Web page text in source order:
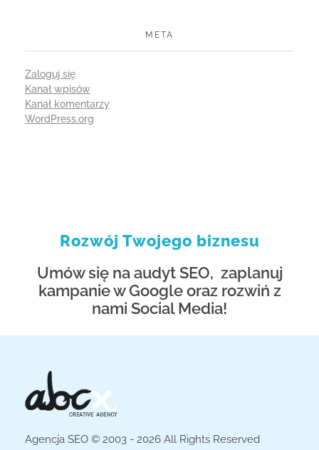
META
Zaloguj się
Kanał wpisów
Kanał komentarzy
WordPress.org
Rozwój Twojego biznesu
Umów się na audyt SEO, zaplanuj
kampanie w Google oraz rozwiń z
nami Social Media!
Agencja SEO © 2003 - 2026 All Rights Reserved